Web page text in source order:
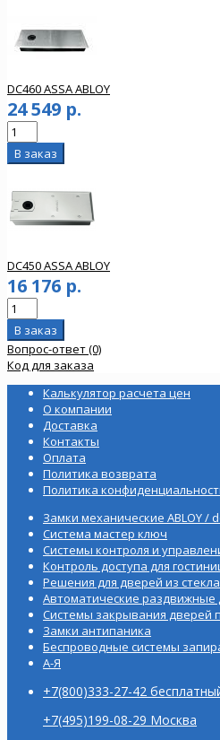
DC460 ASSA ABLOY
24 549 р.
DC450 ASSA ABLOY
16 176 р.
Вопрос-ответ (0)
Код для заказа
Калькулятор расчета цен
О компании
Доставка
Контакты
Оплата
Политика возврата
Политика
Замки механические ABLOY /
Система мастер ключ
Системы контроля и
Контроль доступа для
Решения для дверей из стекла
Автоматические раздвижные
Системы закрывания дверей
Замки антипаника
Беспроводные системы
А-Я
+7(800)333-27-42
+7(495)199-08-29 Москва